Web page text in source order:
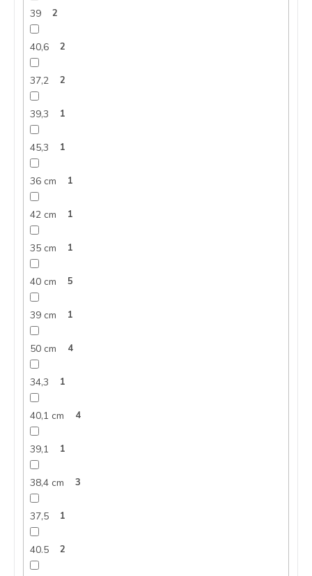
39 2
40,6 2
37,2 2
39,3 1
45,3 1
36 cm 1
42 cm 1
35 cm 1
40 cm 5
39 cm 1
50 cm 4
34,3 1
40,1 cm 4
39,1 1
38,4 cm 3
37,5 1
40.5 2